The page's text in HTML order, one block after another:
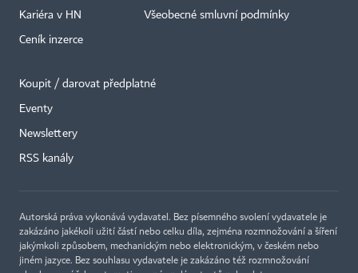
Kariéra v HN
Ceník inzerce
Všeobecné smluvní podmínky
Koupit / darovat předplatné
Eventy
Newslettery
RSS kanály
Autorská práva vykonává vydavatel. Bez písemného svolení vydavatele je
zakázáno jakékoli užití částí nebo celku díla, zejména rozmnožování a šíření
jakýmkoli způsobem, mechanickým nebo elektronickým, v českém nebo
jiném jazyce. Bez souhlasu vydavatele je zakázáno též rozmnožování